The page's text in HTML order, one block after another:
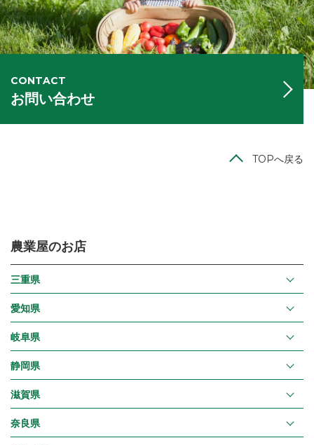
CONTACT
お問い合わせ
TOPへ戻る
農業屋のお店
三重県
愛知県
岐阜県
静岡県
滋賀県
奈良県